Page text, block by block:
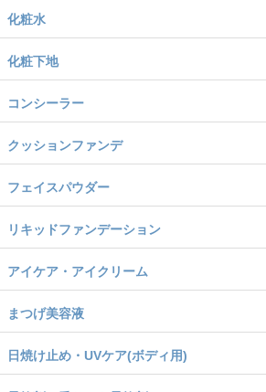
化粧水
化粧下地
コンシーラー
クッションファンデ
フェイスパウダー
リキッドファンデーション
アイケア・アイクリーム
まつげ美容液
日焼け止め・UVケア(ボディ用)